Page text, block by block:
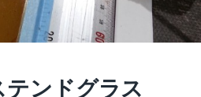
テンドグラス